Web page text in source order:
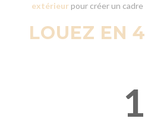
extérieurpour créer un cadre
LOUEZ EN
1